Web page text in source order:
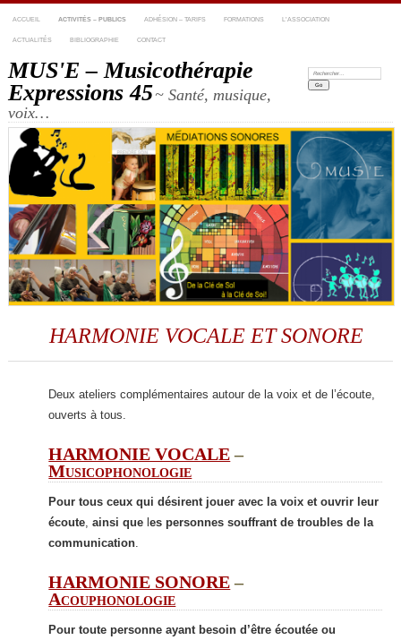
ACCUEIL ACTIVITÉS – PUBLICS ADHÉSION – TARIFS FORMATIONS L’ASSOCIATION
ACTUALITÉS BIBLIOGRAPHIE CONTACT
MUS'E – Musicothérapie
Expressions 45~ Santé, musique,
voix…
Recherche:
HARMONIE VOCALE ET SONORE
Deux ateliers complémentaires autour de la voix et de l’écoute,
ouverts à tous.
HARMONIE VOCALE–
Musicophonologie
Pour tous ceux qui désirent jouer avec la voix et ouvrir leur
écoute ,ainsi que les personnes souffrant de troubles de la
communication
HARMONIE SONORE–
Acouphonologie
Pour toute personne ayant besoin d’être écoutée ou